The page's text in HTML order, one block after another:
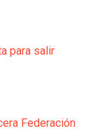
para salir
Federación